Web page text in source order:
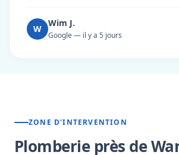
W
Wim J.
Google — il y a 5 jours
ZONE D'INTERVENTION
Plomberie près de